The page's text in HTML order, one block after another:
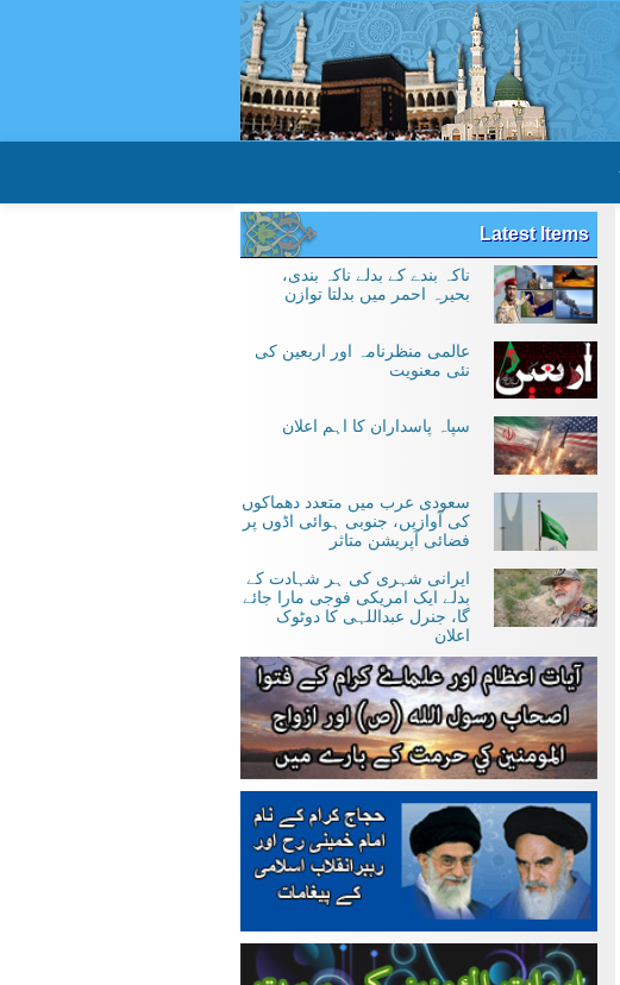
Latest Items
ناکہ بندے کے بدلے ناکہ بندی،
بحیرہ احمر میں بدلتا توازن
عالمی منظرنامہ اور اربعین کی
نئی معنویت
سپاہ پاسداران کا اہم اعلان
سعودی عرب میں متعدد دھماکوں
کی آوازیں، جنوبی ہوائی اڈوں پر
فضائی آپریشن متاثر
ایرانی شہری کی ہر شہادت کے
بدلے ایک امریکی فوجی مارا جائے
گا، جنرل عبداللہی کا دوٹوک
اعلان